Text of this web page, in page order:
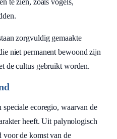
te zien, zoals vogels,
zorgvuldig gemaakte
niet permanent bewoond zijn
de cultus gebruikt worden.
speciale ecoregio, waarvan de
heeft. Uit palynologisch
voor de komst van de